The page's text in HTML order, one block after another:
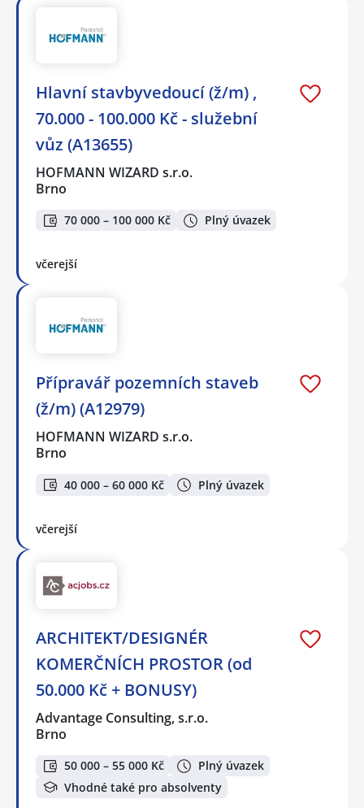
Hlavní stavbyvedoucí (ž/m) ,
70.000 - 100.000 Kč - služební
vůz (A13655)
HOFMANN WIZARD s.r.o.
Brno
70 000 – 100 000 Kč Plný úvazek
včerejší
Přípravář pozemních staveb
(ž/m) (A12979)
HOFMANN WIZARD s.r.o.
Brno
40 000 – 60 000 Kč Plný úvazek
včerejší
ARCHITEKT/DESIGNÉR
KOMERČNÍCH PROSTOR (od
50.000 Kč + BONUSY)
Advantage Consulting, s.r.o.
Brno
50 000 – 55 000 Kč
Plný úvazek
Vhodné také pro absolventy